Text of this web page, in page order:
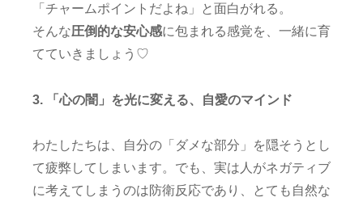
「チャームポイントだよね」と面白がれる。
そんな圧倒的な安心感に包まれる感覚を、一緒に育
てていきましょう♡
3. 「心の闇」を光に変える、自愛のマインド
わたしたちは、自分の「ダメな部分」を隠そうとし
て疲弊してしまいます。でも、実は人がネガティブ
に考えてしまうのは防衛反応であり、とても自然な